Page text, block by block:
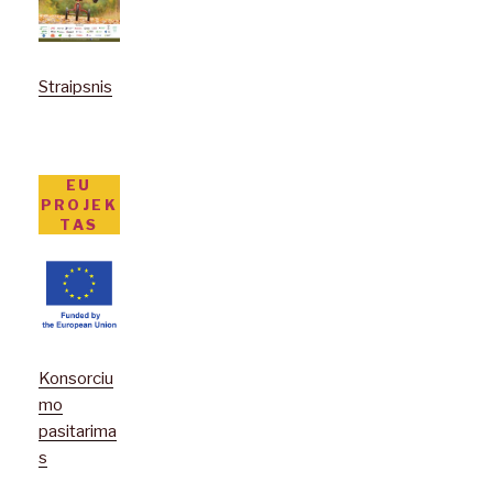
Straipsnis
EU
PROJEK
TAS
Konsorciu
mo
pasitarima
s